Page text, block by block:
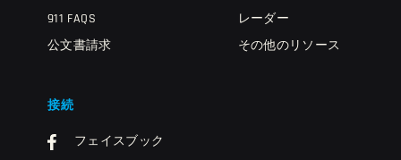
911 FAQS
公文書請求
レーダー
その他のリソース
接続
フェイスブック